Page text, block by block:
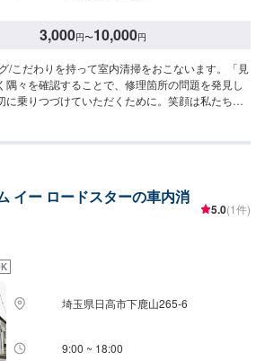
3,000円〜10,000円
/こだわりを持って室内清掃をおこないます。「見
隅々を確認することで、修理箇所の問題を発見し
に乗りつづけていただくために。笑顔は私たちか
病院●様々な「安心」をお届けします。当店は自動
も✔️輸入車の対応も✔️説明力も応対も〜今ある車
杉戸町の株式会社杉戸自動車<パーツ持ち込み可能
。持ち込みの場合はオファーにて、部品の詳細や
にてお伝えください。<営業時間・定休日>朝9
定休
イー ロードスターの車内消
5.0(1件)
埼玉県日高市下鹿山265-6
9:00 ~ 18:00